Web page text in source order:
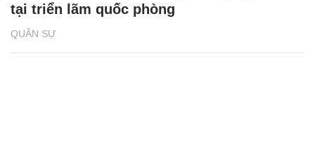
QUÂN SỰ
tại triển lãm quốc phòng